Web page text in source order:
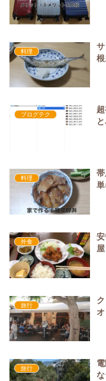
料理
ブログテク
料理
外食
旅行
旅行